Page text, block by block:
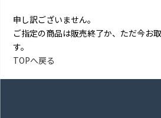
申し訳ございません。
ご指定の商品は販売終了か、ただ今お
す。
TOPへ戻る